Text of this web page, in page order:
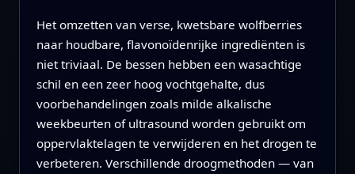
Het omzetten van verse, kwetsbare wolfberries
naar houdbare, flavonoïdenrijke ingrediënten is
niet triviaal. De bessen hebben een wasachtige
schil en een zeer hoog vochtgehalte, dus
voorbehandelingen zoals milde alkalische
weekbeurten of ultrasound worden gebruikt om
oppervlaktelagen te verwijderen en het drogen te
verbeteren. Verschillende droogmethoden — van